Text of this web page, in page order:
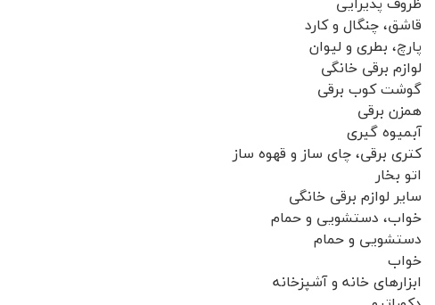
قاشق، چنگال و کارد
پارچ، بطری و لیوان
لوازم برقی خانگی
گوشت کوب برقی
همزن برقی
آبمیوه گیری
کتری برقی، چای ساز و قهوه ساز
اتو بخار
سایر لوازم برقی خانگی
خواب، دستشویی و حمام
دستشویی و حمام
خواب
ابزارهای خانه و آشپزخانه